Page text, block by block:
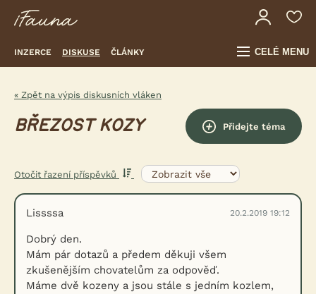
INZERCE DISKUSE ČLÁNKY CELÉ MENU
« Zpět na výpis diskusních vláken
BŘEZOST KOZY Přidejte téma
Otočit řazení příspěvků
Lissssa 20.2.2019 19:12
Dobrý den.
Mám pár dotazů a předem děkuji všem
zkušenějším chovatelům za odpověď.
Máme dvě kozeny a jsou stále s jedním kozlem,